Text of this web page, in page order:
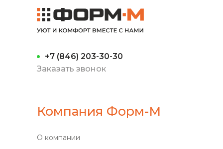
+7 (846) 203-30-30
Заказать звонок
Компания Форм-М
О компании